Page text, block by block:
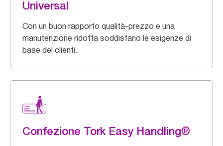
Universal
Con un buon rapporto qualità-prezzo e una
manutenzione ridotta soddisfano le esigenze di
base dei clienti.
Confezione Tork Easy Handling®